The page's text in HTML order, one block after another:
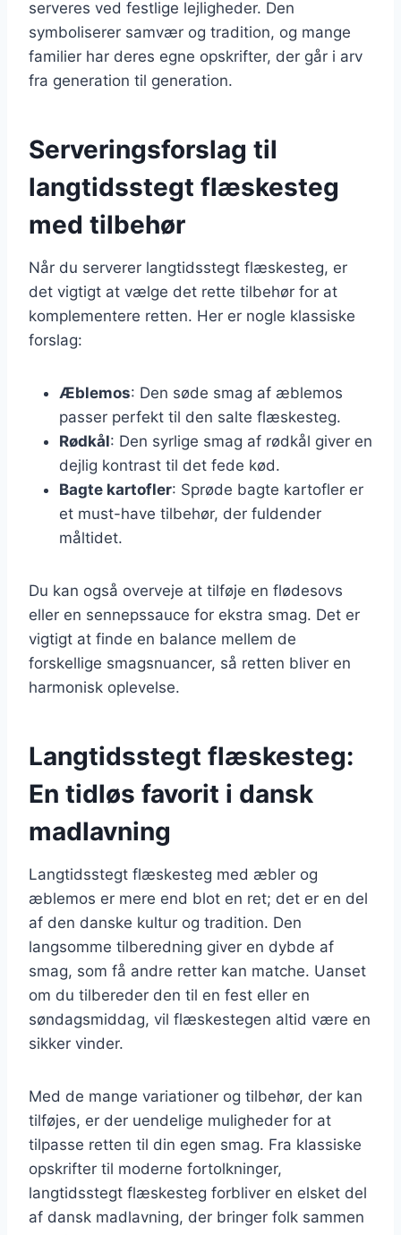
serveres ved festlige lejligheder. Den
symboliserer samvær og tradition, og mange
familier har deres egne opskrifter, der går i arv
fra generation til generation.
Serveringsforslag til
langtidsstegt flæskesteg
med tilbehør
Når du serverer langtidsstegt flæskesteg, er
det vigtigt at vælge det rette tilbehør for at
komplementere retten. Her er nogle klassiske
forslag:
Æblemos: Den søde smag af æblemos
passer perfekt til den salte flæskesteg.
Rødkål: Den syrlige smag af rødkål giver en
dejlig kontrast til det fede kød.
Bagte kartofler: Sprøde bagte kartofler er
et must-have tilbehør, der fuldender
måltidet.
Du kan også overveje at tilføje en flødesovs
eller en sennepssauce for ekstra smag. Det er
vigtigt at finde en balance mellem de
forskellige smagsnuancer, så retten bliver en
harmonisk oplevelse.
Langtidsstegt flæskesteg:
En tidløs favorit i dansk
madlavning
Langtidsstegt flæskesteg med æbler og
æblemos er mere end blot en ret; det er en del
af den danske kultur og tradition. Den
langsomme tilberedning giver en dybde af
smag, som få andre retter kan matche. Uanset
om du tilbereder den til en fest eller en
søndagsmiddag, vil flæskestegen altid være en
sikker vinder.
Med de mange variationer og tilbehør, der kan
tilføjes, er der uendelige muligheder for at
tilpasse retten til din egen smag. Fra klassiske
opskrifter til moderne fortolkninger,
langtidsstegt flæskesteg forbliver en elsket del
af dansk madlavning, der bringer folk sammen